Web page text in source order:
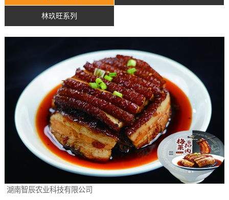
林玖旺系列
湖南智辰农业科技有限公司